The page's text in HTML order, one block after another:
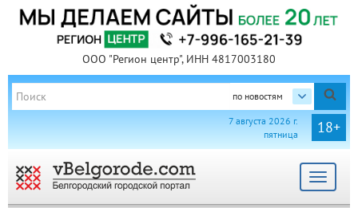
ООО "Регион центр", ИНН 4817003180
по новостям
18+
7 августа 2026 г.
пятница
Toggle